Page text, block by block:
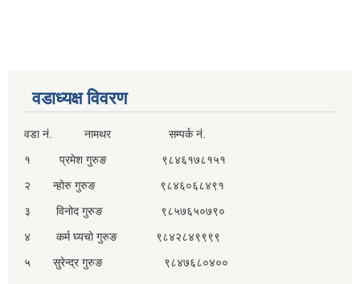
वडाध्यक्ष विवरण
वडा नं. नामथर सम्पर्क नं.
१ प्रमेश गुरुङ ९८४६१७८१५१
२ न्होरु गुरुङ ९८४६०६८४९१
३ विनोद गुरुङ ९८५७६५०७९०
४ कर्म घ्यचो गुरुङ ९८४२८४९९९९
५ सुरेन्द्र गुरुङ ९८४७६८०४००